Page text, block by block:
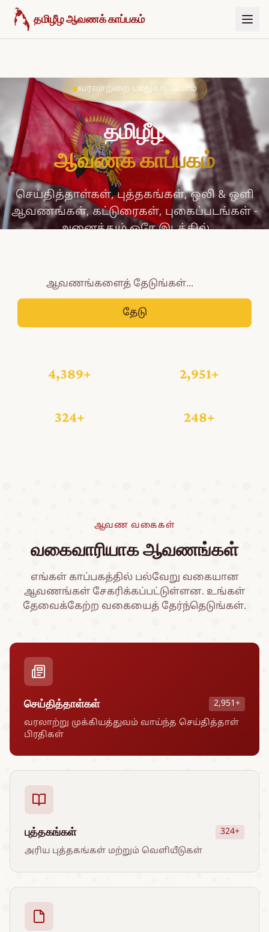
உள்ளடக்கத்திற்குச் செல்க
தமிழீழ ஆவணக் காப்பகம்
வரலாற்றை பாதுகாப்போம்
தமிழீழ
ஆவணக் காப்பகம்
செய்தித்தாள்கள், புத்தகங்கள், ஒலி & ஒளி
ஆவணங்கள், கட்டுரைகள், புகைப்படங்கள் -
அனைத்தும் ஒரே இடத்தில்
தேடு
4,389+ 2,951+
324+ 248+
ஆவண வகைகள்
வகைவாரியாக ஆவணங்கள்
எங்கள் காப்பகத்தில் பல்வேறு வகையான
ஆவணங்கள் சேகரிக்கப்பட்டுள்ளன. உங்கள்
தேவைக்கேற்ற வகையைத் தேர்ந்தெடுங்கள்.
செய்தித்தாள்கள்
2,951+
வரலாற்று முக்கியத்துவம் வாய்ந்த செய்தித்தாள்
பிரதிகள்
புத்தகங்கள்
324+
அரிய புத்தகங்கள் மற்றும் வெளியீடுகள்